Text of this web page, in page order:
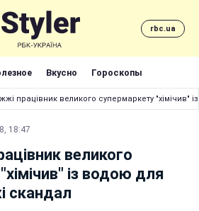
rbc.ua
Вкусно Гороскопы
працівник великого супермаркету "хімічив"
18:47
великого
із водою для
скандал